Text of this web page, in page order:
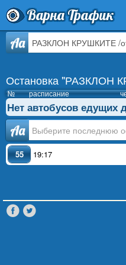
Варна Трафик
Остановка
Расписание
Как Добраться?
Инфо
Aa
Остановка "РАЗКЛОН
№ расписание
Нет автобусов едущих
Аа
55 19:17